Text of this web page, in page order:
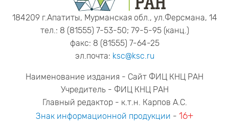
184209 г.Апатиты, Мурманская обл., ул.Ферсмана, 14
тел.: 8 (81555) 7-53-50; 79-5-95 (канц.)
факс: 8 (81555) 7-64-25
эл.почта: ksc@ksc.ru
Наименование издания - Сайт ФИЦ КНЦ РАН
Учредитель - ФИЦ КНЦ РАН
Главный редактор - к.т.н. Карпов А.С.
Знак информационной продукции - 16+